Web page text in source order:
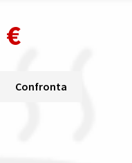
€
Confronta